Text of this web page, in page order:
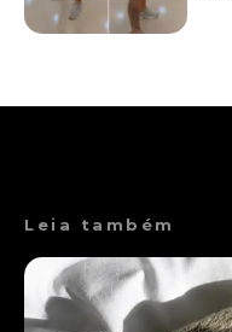
Leia também